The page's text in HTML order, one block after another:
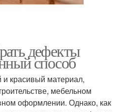
дефекты
способ
красивый материал,
мебельном
оформлении. Однако, как